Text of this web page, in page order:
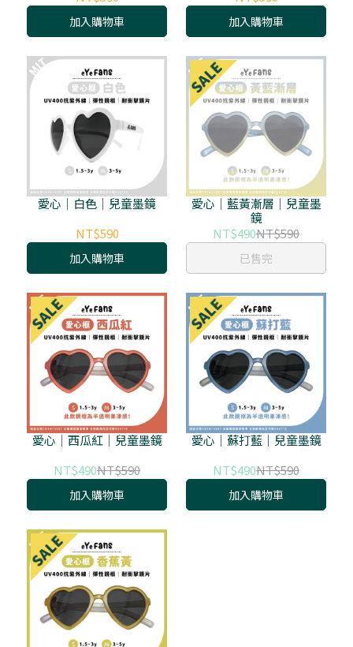
加入購物車 加入購物車
愛心｜白色｜兒童墨鏡
NT$590
加入購物車
愛心｜藍黃漸層｜兒童墨
鏡
NT$490NT$590
已售完
愛心｜西瓜紅｜兒童墨鏡
NT$490NT$590
加入購物車
愛心｜蘇打藍｜兒童墨鏡
NT$490NT$590
加入購物車